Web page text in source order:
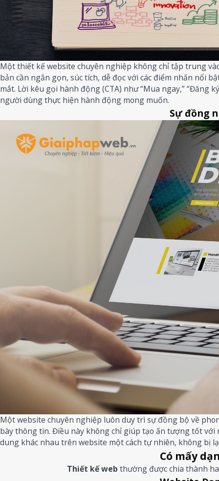
Một thiết kế website chuyên nghiệp không chỉ tập trung
bản cần ngắn gọn, súc tích, dễ đọc với các điểm nhấn nổi
mắt. Lời kêu gọi hành động (CTA) như “Mua ngay,”
người dùng thực hiện hành động mong muốn.
Sự đồng
Một website chuyên nghiệp luôn duy trì sự đồng bộ về
bày thông tin. Điều này không chỉ giúp tạo ấn tượng tốt
dung khác nhau trên website một cách tự nhiên, không bị
Có mấy
Thiết kế web thường được chia thành